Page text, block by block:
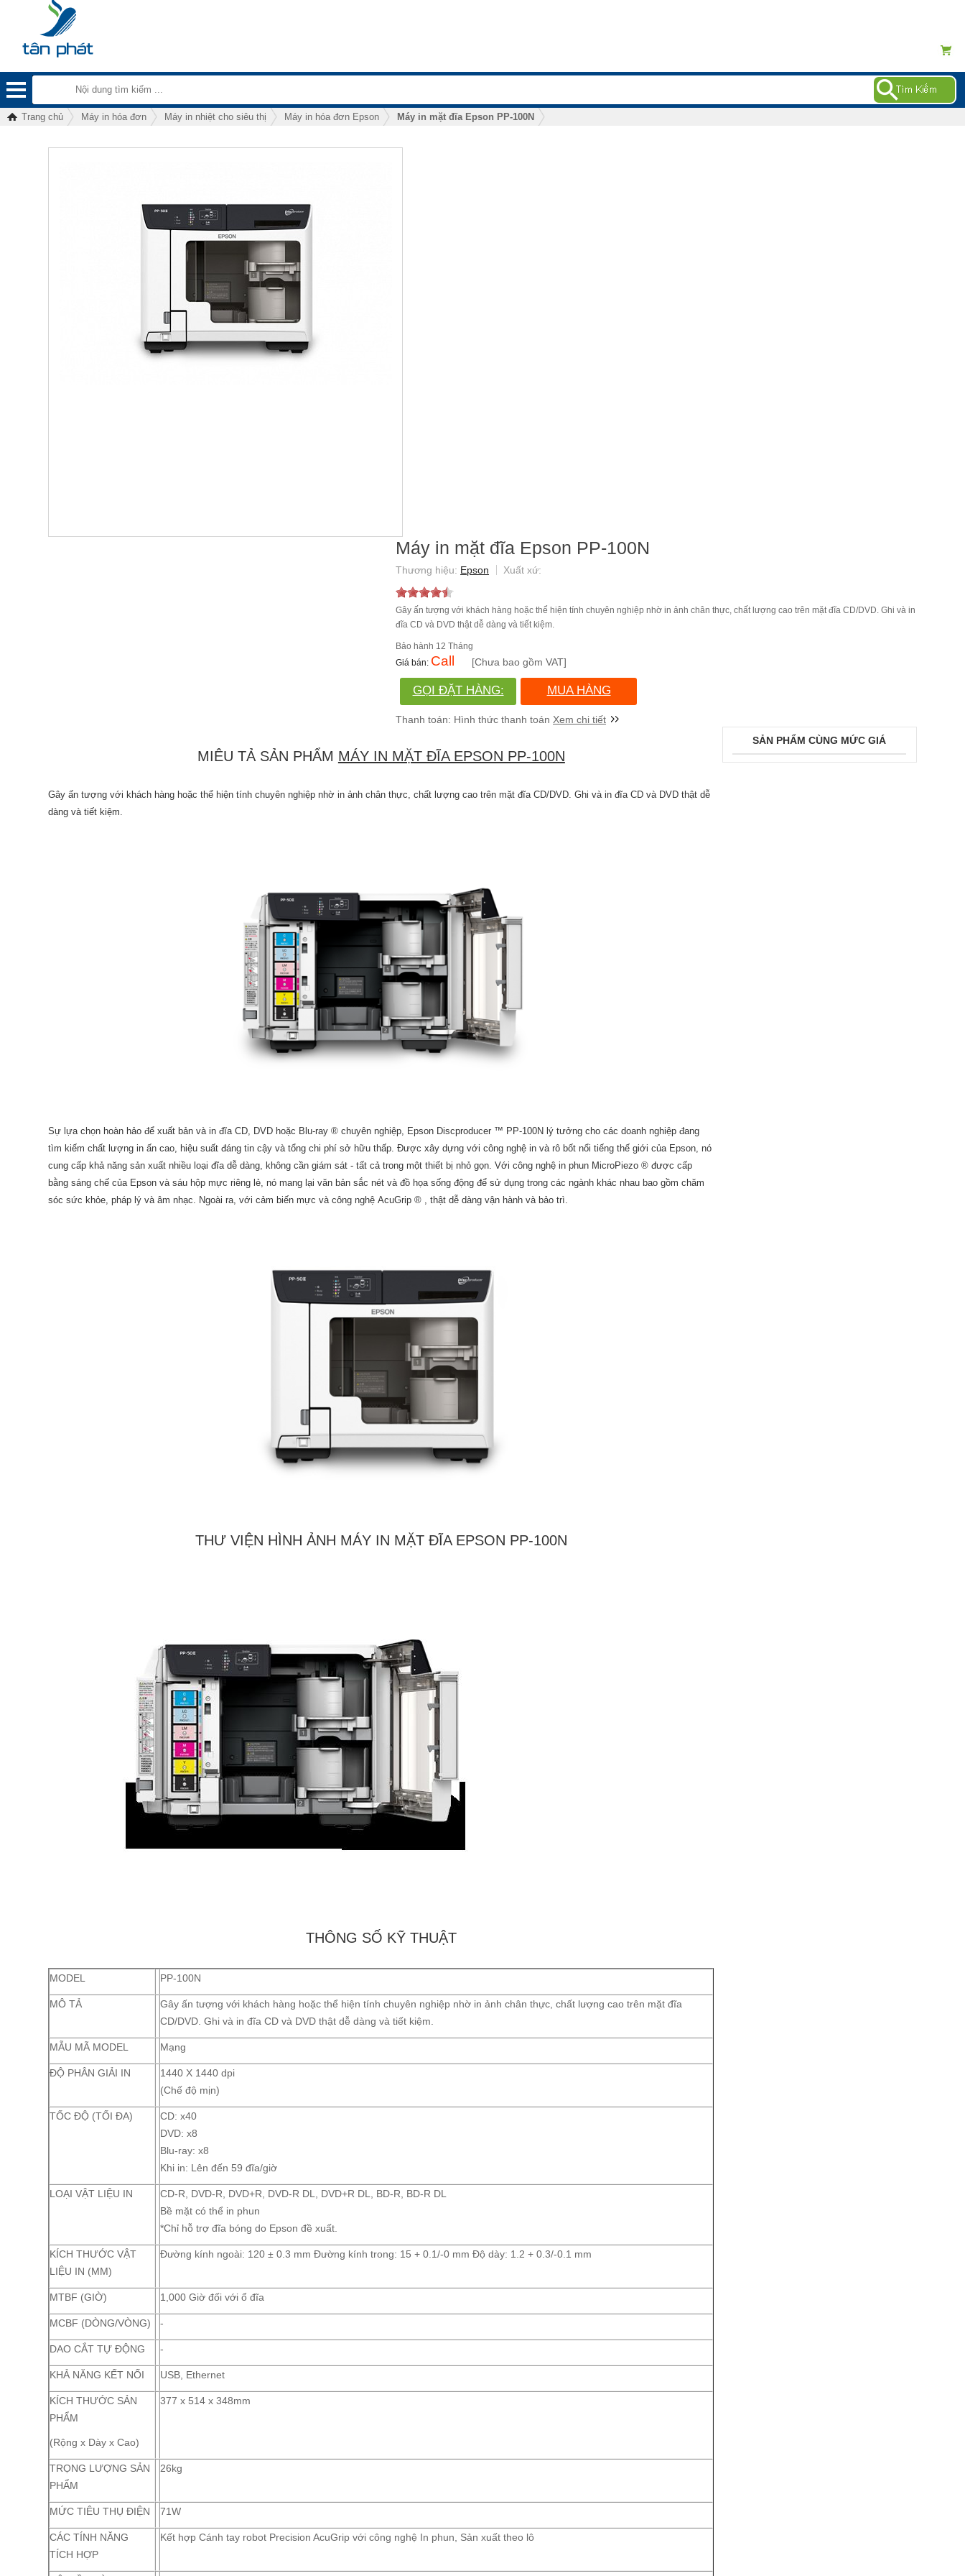
Trang chủ Máy in hóa đơn Máy in nhiệt cho siêu thị Máy in hóa đơn Epson Máy in mặt đĩa Epson PP-100N
Máy in mặt đĩa Epson PP-100N
Epson
Gây ấn tượng với khách hàng hoặc thể hiện tính chuyên nghiệp nhờ in ảnh chân thực, chất lượng cao trên mặt đĩa CD/DVD. Ghi và in
đĩa CD và DVD thật dễ dàng và tiết kiệm.
12 Tháng
Call [Chưa bao gồm VAT]
GỌI ĐẶT HÀNG:
(028)730.666.86
MUA HÀNG
Xem chi tiết
MIÊU TẢ SẢN PHẨM MÁY IN MẶT ĐĨA EPSON PP-100N
Gây ấn tượng với khách hàng hoặc thể hiện tính chuyên nghiệp nhờ in ảnh chân thực, chất lượng cao trên mặt đĩa CD/DVD. Ghi và in đĩa CD và DVD thật dễ
dàng và tiết kiệm.
Sự lựa chọn hoàn hảo để xuất bản và in đĩa CD, DVD hoặc Blu-ray ® chuyên nghiệp, Epson Discproducer ™ PP-100N lý tưởng cho các doanh nghiệp đang
tìm kiếm chất lượng in ấn cao, hiệu suất đáng tin cậy và tổng chi phí sở hữu thấp. Được xây dựng với công nghệ in và rô bốt nổi tiếng thế giới của Epson, nó
cung cấp khả năng sản xuất nhiều loại đĩa dễ dàng, không cần giám sát - tất cả trong một thiết bị nhỏ gọn. Với công nghệ in phun MicroPiezo ® được cấp
bằng sáng chế của Epson và sáu hộp mực riêng lẻ, nó mang lại văn bản sắc nét và đồ họa sống động để sử dụng trong các ngành khác nhau bao gồm chăm
sóc sức khỏe, pháp lý và âm nhạc. Ngoài ra, với cảm biến mực và công nghệ AcuGrip ® , thật dễ dàng vận hành và bảo trì.
THƯ VIỆN HÌNH ẢNH MÁY IN MẶT ĐĨA EPSON PP-100N
THÔNG SỐ KỸ THUẬT
MODEL PP-100N
MÔ TẢ
Gây ấn tượng với khách hàng hoặc thể hiện tính chuyên nghiệp nhờ in ảnh chân thực, chất lượng cao trên mặt đĩa
CD/DVD. Ghi và in đĩa CD và DVD thật dễ dàng và tiết kiệm.
MẪU MÃ MODEL Mạng
ĐỘ PHÂN GIẢI IN
1440 X 1440 dpi
(Chế độ mịn)
TỐC ĐỘ (TỐI ĐA)
CD: x40
DVD: x8
Blu-ray: x8
Khi in: Lên đến 59 đĩa/giờ
LOẠI VẬT LIỆU IN
CD-R, DVD-R, DVD+R, DVD-R DL, DVD+R DL, BD-R, BD-R DL
Bề mặt có thể in phun
*Chỉ hỗ trợ đĩa bóng do Epson đề xuất.
KÍCH THƯỚC VẬT
LIỆU IN (MM)
Đường kính ngoài: 120 ± 0.3 mm Đường kính trong: 15 + 0.1/-0 mm Độ dày: 1.2 + 0.3/-0.1 mm
MTBF (GIỜ) 1,000 Giờ đối với ổ đĩa
MCBF (DÒNG/VÒNG) -
DAO CẮT TỰ ĐỘNG -
KHẢ NĂNG KẾT NỐI USB, Ethernet
KÍCH THƯỚC SẢN
PHẨM
(Rộng x Dày x Cao)
377 x 514 x 348mm
TRỌNG LƯỢNG SẢN
PHẨM
26kg
MỨC TIÊU THỤ ĐIỆN 71W
CÁC TÍNH NĂNG
TÍCH HỢP
Kết hợp Cánh tay robot Precision AcuGrip với công nghệ In phun, Sản xuất theo lô
SẢN PHẨM CÙNG MỨC GIÁ